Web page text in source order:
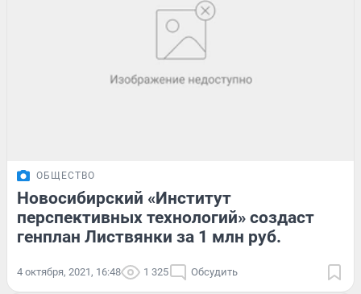
ОБЩЕСТВО
Новосибирский «Институт
перспективных технологий» создаст
генплан Листвянки за 1 млн руб.
4 октября, 2021, 16:48 1 325 Обсудить